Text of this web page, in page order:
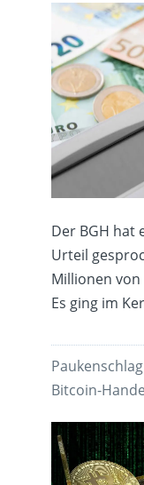
Der BGH hat
Urteil
Millionen
Es ging im
Bitcoin-